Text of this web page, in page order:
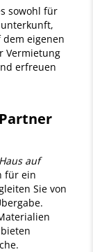
sowohl für
eigenen
Vermietung
erfreuen
auf
für ein
Sie von